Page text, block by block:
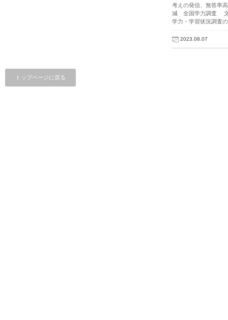
考えの発信、無答率
減 全国学力調査 文
学力・学習状況調査
2023.08.07
トップページに戻る